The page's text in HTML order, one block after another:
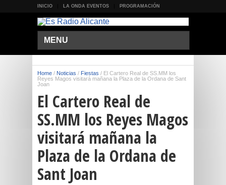
INICIO LA ONDA EVENTOS PROGRAMACIÓN
MENU
Home / Noticias / Fiestas / El Cartero Real de SS.MM los
Reyes Magos visitará mañana la Plaza de la Ordana de Sant
Joan
El Cartero Real de
SS.MM los Reyes Magos
visitará mañana la
Plaza de la Ordana de
Sant Joan